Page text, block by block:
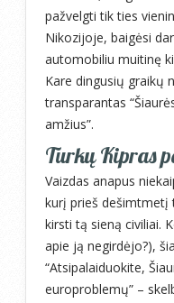
pažvelgti tik ties
Nikozijoje, baigėsi
automobiliu muitinę
Kare dingusių graikų
transparantas
amžius”.
Turkų Kipras
Vaizdas anapus
kurį prieš dešimtmetį
kirsti tą sieną civiliai.
apie ją negirdėjo?),
“Atsipalaiduokite,
europroblemų” –